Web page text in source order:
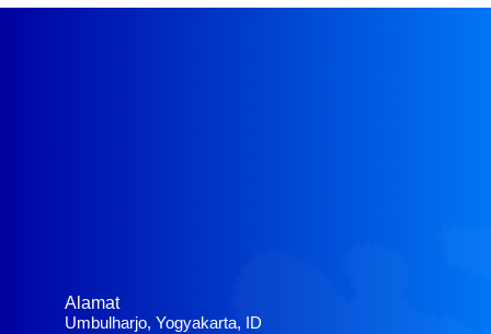
Alamat
Umbulharjo, Yogyakarta, ID